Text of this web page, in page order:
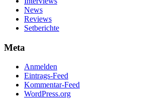
News
Reviews
Setberichte
Meta
Anmelden
Eintrags-Feed
Kommentar-Feed
WordPress.org